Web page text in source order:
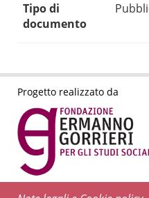
Tipo di
documento
Progetto realizzato da